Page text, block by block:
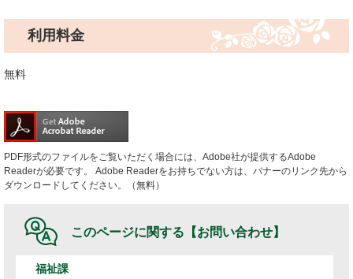
利用料金
無料
PDF形式のファイルをご覧いただく場合には、Adobe社が提供するAdobe
Readerが必要です。
Adobe Readerをお持ちでない方は、バナーのリンク先から
ダウンロードしてください。（無料）
このページに関する 【お問い合わせ】
福祉課